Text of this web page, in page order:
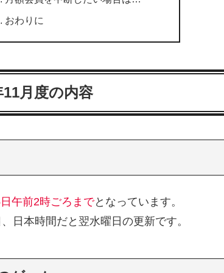
おわりに
月度の内容
午前2時ごろまでとなっています。
日本時間だと翌水曜日の更新です。